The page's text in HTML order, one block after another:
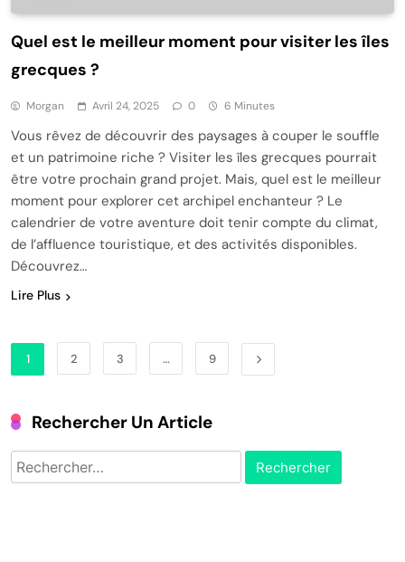
Quel est le meilleur moment pour visiter les îles
grecques ?
Morgan Avril 24, 2025 0 6 Minutes
Vous rêvez de découvrir des paysages à couper le souffle
et un patrimoine riche ? Visiter les îles grecques pourrait
être votre prochain grand projet. Mais, quel est le meilleur
moment pour explorer cet archipel enchanteur ? Le
calendrier de votre aventure doit tenir compte du climat,
de l’affluence touristique, et des activités disponibles.
Découvrez…
Lire Plus
1 2 3 … 9
Rechercher Un Article
Rechercher :